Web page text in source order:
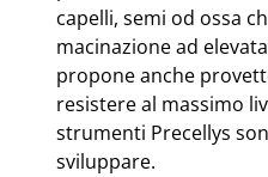
capelli, semi od ossa
macinazione ad
propone anche
resistere al massimo
strumenti Precellys
sviluppare.